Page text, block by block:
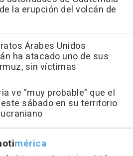
la erupción del volcán de
Árabes Unidos
ha atacado uno de sus
sin víctimas
ve "muy probable" que el
sábado en su territorio
mérica